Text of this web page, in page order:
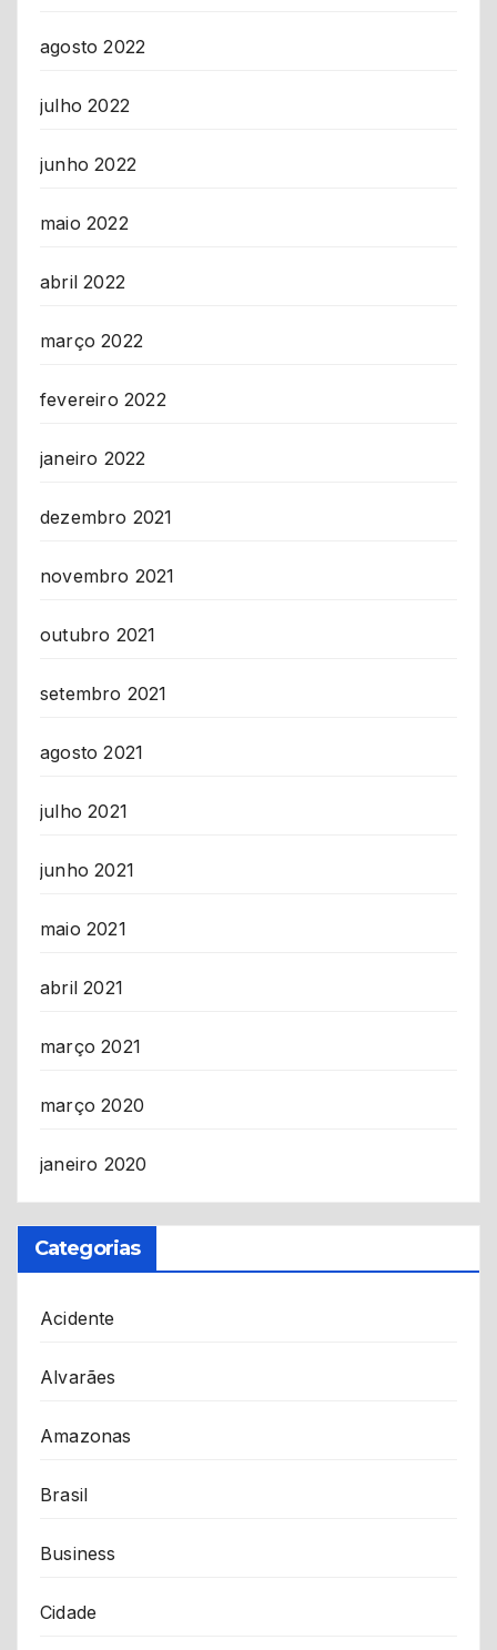
agosto 2022
julho 2022
junho 2022
maio 2022
abril 2022
março 2022
fevereiro 2022
janeiro 2022
dezembro 2021
novembro 2021
outubro 2021
setembro 2021
agosto 2021
julho 2021
junho 2021
maio 2021
abril 2021
março 2021
março 2020
janeiro 2020
Categorias
Acidente
Alvarães
Amazonas
Brasil
Business
Cidade